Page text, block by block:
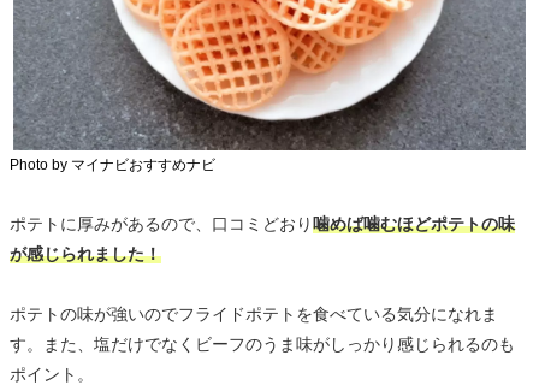
Photo by マイナビおすすめナビ
ポテトに厚みがあるので、口コミどおり噛めば噛むほどポテトの味
が感じられました！
ポテトの味が強いのでフライドポテトを食べている気分になれま
す。また、塩だけでなくビーフのうま味がしっかり感じられるのも
ポイント。